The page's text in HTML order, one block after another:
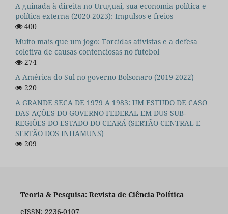
A guinada à direita no Uruguai, sua economia política e
política externa (2020-2023): Impulsos e freios
400
Muito mais que um jogo: Torcidas ativistas e a defesa
coletiva de causas contenciosas no futebol
274
A América do Sul no governo Bolsonaro (2019-2022)
220
A GRANDE SECA DE 1979 A 1983: UM ESTUDO DE CASO
DAS AÇÕES DO GOVERNO FEDERAL EM DUS SUB-
REGIÕES DO ESTADO DO CEARÁ (SERTÃO CENTRAL E
SERTÃO DOS INHAMUNS)
209
Teoria & Pesquisa: Revista de Ciência Política
eISSN: 2236-0107